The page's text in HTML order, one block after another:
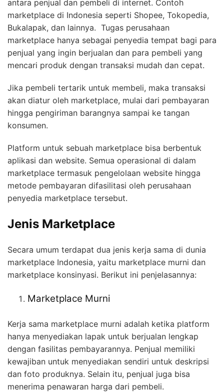
antara penjual dan pembeli di internet. Contoh
marketplace di Indonesia seperti Shopee, Tokopedia,
Bukalapak, dan lainnya. Tugas perusahaan
marketplace hanya sebagai penyedia tempat bagi para
penjual yang ingin berjualan dan para pembeli yang
mencari produk dengan transaksi mudah dan cepat.
Jika pembeli tertarik untuk membeli, maka transaksi
akan diatur oleh marketplace, mulai dari pembayaran
hingga pengiriman barangnya sampai ke tangan
konsumen.
Platform untuk sebuah marketplace bisa berbentuk
aplikasi dan website. Semua operasional di dalam
marketplace termasuk pengelolaan website hingga
metode pembayaran difasilitasi oleh perusahaan
penyedia marketplace tersebut.
Jenis Marketplace
Secara umum terdapat dua jenis kerja sama di dunia
marketplace Indonesia, yaitu marketplace murni dan
marketplace konsinyasi. Berikut ini penjelasannya:
Marketplace Murni
Kerja sama marketplace murni adalah ketika platform
hanya menyediakan lapak untuk berjualan lengkap
dengan fasilitas pembayarannya. Penjual memiliki
kewajiban untuk menyediakan sendiri untuk deskripsi
dan foto produknya. Selain itu, penjual juga bisa
menerima penawaran harga dari pembeli.